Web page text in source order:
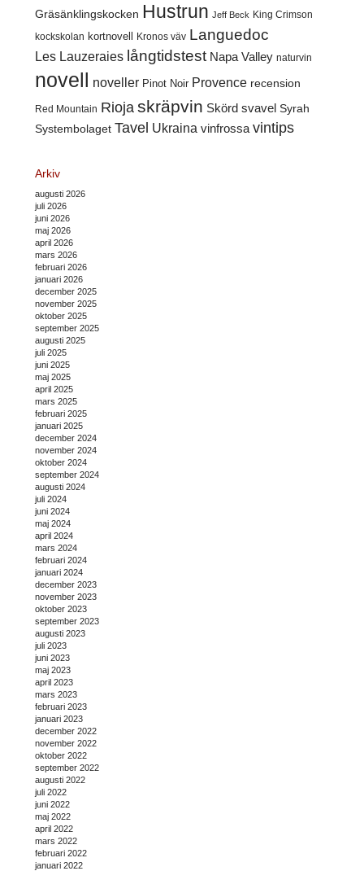
Gräsänklingskocken Hustrun Jeff Beck King Crimson
kockskolan kortnovell Kronos väv Languedoc
Les Lauzeraies långtidstest Napa Valley naturvin
novell noveller Pinot Noir Provence recension
Red Mountain Rioja skräpvin Skörd svavel Syrah
Systembolaget Tavel Ukraina vinfrossa vintips
Arkiv
augusti 2026
juli 2026
juni 2026
maj 2026
april 2026
mars 2026
februari 2026
januari 2026
december 2025
november 2025
oktober 2025
september 2025
augusti 2025
juli 2025
juni 2025
maj 2025
april 2025
mars 2025
februari 2025
januari 2025
december 2024
november 2024
oktober 2024
september 2024
augusti 2024
juli 2024
juni 2024
maj 2024
april 2024
mars 2024
februari 2024
januari 2024
december 2023
november 2023
oktober 2023
september 2023
augusti 2023
juli 2023
juni 2023
maj 2023
april 2023
mars 2023
februari 2023
januari 2023
december 2022
november 2022
oktober 2022
september 2022
augusti 2022
juli 2022
juni 2022
maj 2022
april 2022
mars 2022
februari 2022
januari 2022